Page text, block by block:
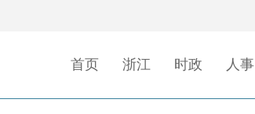
首页 浙江 时政 人事